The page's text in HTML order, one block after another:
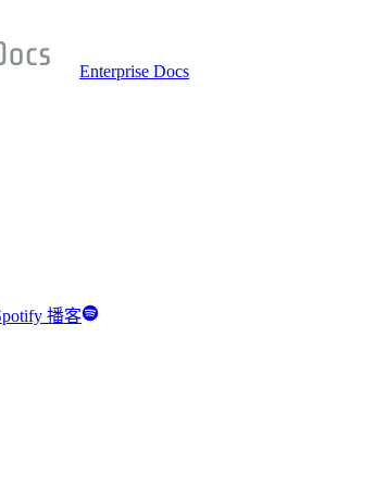
Enterprise Docs
播客